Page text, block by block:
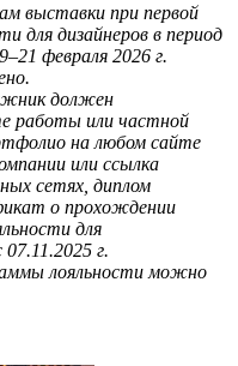
выставки при первой
для дизайнеров в период
февраля 2026 г.
должен
работы или частной
на любом сайте
или ссылка
сетях, диплом
о прохождении
для
г.
лояльности можно